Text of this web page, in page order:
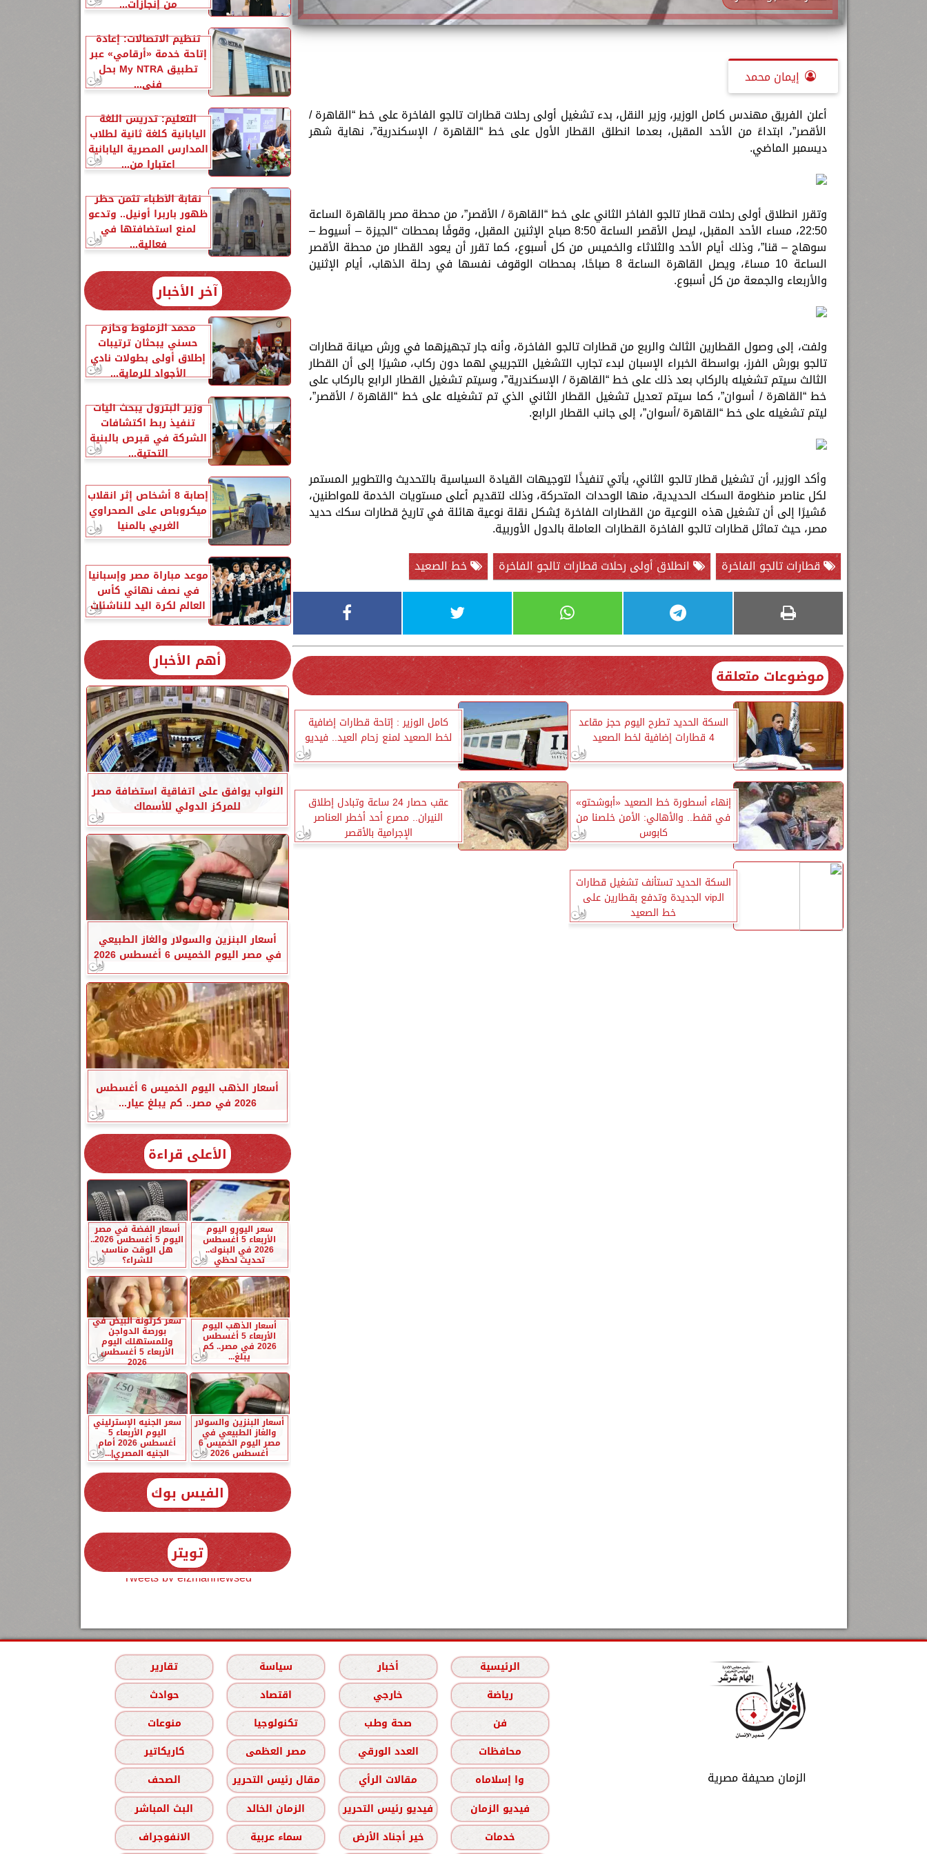
إيمان محمد
أعلن الفريق مهندس كامل الوزير، وزير النقل، بدء تشغيل أولى رحلات قطارات تالجو الفاخرة على خط “القاهرة /
الأقصر”، ابتداءً من الأحد المقبل، بعدما انطلق القطار الأول على خط “القاهرة / الإسكندرية”، نهاية شهر
ديسمبر الماضي.
وتقرر انطلاق أولى رحلات قطار تالجو الفاخر الثاني على خط “القاهرة / الأقصر”، من محطة مصر بالقاهرة الساعة
22:50، مساء الأحد المقبل، ليصل الأقصر الساعة 8:50 صباح الإثنين المقبل، وقوفًا بمحطات “الجيزة – أسيوط –
سوهاج – قنا”، وذلك أيام الأحد والثلاثاء والخميس من كل أسبوع، كما تقرر أن يعود القطار من محطة الأقصر
الساعة 10 مساءً، ويصل القاهرة الساعة 8 صباحًا، بمحطات الوقوف نفسها في رحلة الذهاب، أيام الإثنين
والأربعاء والجمعة من كل أسبوع.
ولفت، إلى وصول القطارين الثالث والربع من قطارات تالجو الفاخرة، وأنه جار تجهيزهما في ورش صيانة قطارات
تالجو بورش الفرز، بواسطة الخبراء الإسبان لبدء تجارب التشغيل التجريبي لهما دون ركاب، مشيرًا إلى أن القطار
الثالث سيتم تشغيله بالركاب بعد ذلك على خط “القاهرة / الإسكندرية”، وسيتم تشغيل القطار الرابع بالركاب على
خط “القاهرة / أسوان”، كما سيتم تعديل تشغيل القطار الثاني الذي تم تشغيله على خط “القاهرة / الأقصر”،
ليتم تشغيله على خط “القاهرة /أسوان”، إلى جانب القطار الرابع.
وأكد الوزير، أن تشغيل قطار تالجو الثاني، يأتي تنفيذًا لتوجيهات القيادة السياسية بالتحديث والتطوير المستمر
لكل عناصر منظومة السكك الحديدية، منها الوحدات المتحركة، وذلك لتقديم أعلى مستويات الخدمة للمواطنين،
مُشيرًا إلى أن تشغيل هذه النوعية من القطارات الفاخرة يُشكل نقلة نوعية هائلة في تاريخ قطارات سكك حديد
مصر، حيث تماثل قطارات تالجو الفاخرة القطارات العاملة بالدول الأوربية.
قطارات تالجو الفاخرة
انطلاق أولى رحلات قطارات تالجو الفاخرة خط الصعيد
موضوعات متعلقة
السكة الحديد تطرح اليوم حجز مقاعد
4 قطارات إضافية لخط الصعيد
كامل الوزير : إتاحة قطارات إضافية
لخط الصعيد لمنع زحام العيد.. فيديو
إنهاء أسطورة خط الصعيد «أبوشحتو»
في قفط.. والأهالي: الأمن خلصنا من
كابوس
عقب حصار 24 ساعة وتبادل إطلاق
النيران.. مصرع أحد أخطر العناصر
الإجرامية بالأقصر
السكة الحديد تستأنف تشغيل قطارات
الـvip الجديدة وتدفع بقطارين على
خط الصعيد
من إنجازات...
تنظيم الاتصالات: إعادة
إتاحة خدمة «أرقامي» عبر
تطبيق My NTRA بحل
فني...
التعليم: تدريس اللغة
اليابانية كلغة ثانية لطلاب
المدارس المصرية اليابانية
اعتبارا من...
نقابة الأطباء تثمن حظر
ظهور باربرا أونيل.. وتدعو
لمنع استضافتها في
فعالية...
آخر الأخبار
محمد الزملوط وحازم
حسني يبحثان ترتيبات
إطلاق أولى بطولات نادي
الأجواد للرماية...
وزير البترول يبحث آليات
تنفيذ ربط اكتشافات
الشركة في قبرص بالبنية
التحتية...
إصابة 8 أشخاص إثر انقلاب
ميكروباص على الصحراوي
الغربي بالمنيا
موعد مباراة مصر وإسبانيا
في نصف نهائي كأس
العالم لكرة اليد للناشئات
أهم الأخبار
النواب يوافق على اتفاقية استضافة مصر
للمركز الدولي للأسماك
أسعار البنزين والسولار والغاز الطبيعي
في مصر اليوم الخميس 6 أغسطس 2026
أسعار الذهب اليوم الخميس 6 أغسطس
2026 في مصر.. كم يبلغ عيار...
الأعلى قراءة
سعر اليورو اليوم
الأربعاء 5 أغسطس
2026 في البنوك..
تحديث لحظي
أسعار الفضة في مصر
اليوم 5 أغسطس 2026..
هل الوقت مناسب
للشراء؟
أسعار الذهب اليوم
الأربعاء 5 أغسطس
2026 في مصر.. كم
يبلغ...
سعر كرتونة البيض في
بورصة الدواجن
وللمستهلك اليوم
الأربعاء 5 أغسطس
2026
أسعار البنزين والسولار
والغاز الطبيعي في
مصر اليوم الخميس 6
أغسطس 2026
سعر الجنيه الإسترليني
اليوم الأربعاء 5
أغسطس 2026 أمام
الجنيه المصري|...
الفيس بوك
تويتر
Tweets by elzmannewseg
الزمان صحيفة مصرية
الرئيسية أخبار سياسة
تقارير
رياضة
خارجي اقتصاد
حوادث
فن
صحة وطب تكنولوجيا
منوعات
محافظات
العدد الورقي مصر العظمى
كاريكاتير
وا إسلاماه
مقالات الرأي مقال رئيس التحرير
الصحف
فيديو الزمان
فيديو رئيس التحرير الزمان الخالد
البث المباشر
خدمات
خير أجناد الأرض سماء عربية الانفوجراف